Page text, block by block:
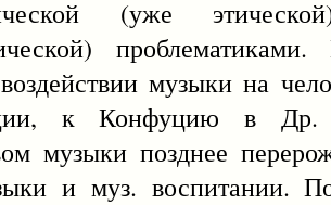
(уже
музыки на
к Конфуцию в Др.
музыки позднее
и муз. воспитании.